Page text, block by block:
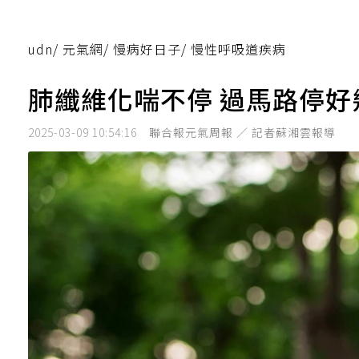
udn/ 元氣網/ 慢病好日子/ 慢性呼吸道疾病
肺纖維化喘不停 過馬路停
2025-03-09 10:54:16 聯合報元氣周報 ／ 記者蘇湘雲報導